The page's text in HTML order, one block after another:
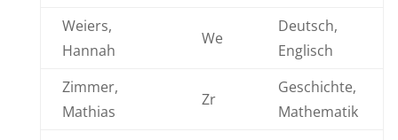
Weiers,
Hannah
We
Deutsch,
Englisch
Zimmer,
Mathias
Zr
Geschichte,
Mathematik